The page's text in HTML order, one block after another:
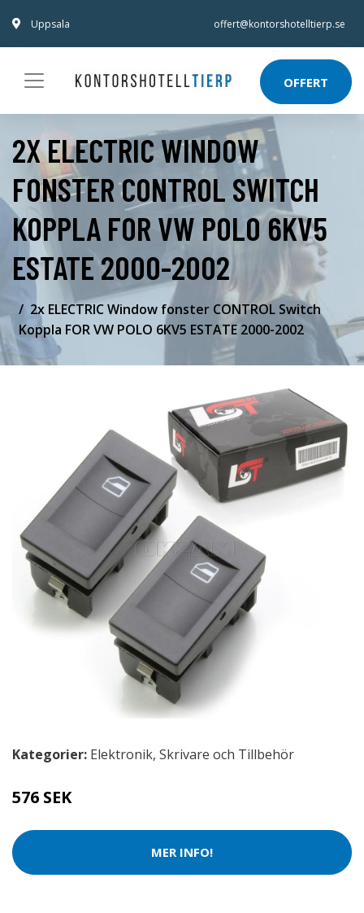
Uppsala offert@kontorshotelltierp.se
OFFERT
2X ELECTRIC WINDOW
FONSTER CONTROL SWITCH
KOPPLA FOR VW POLO 6KV5
ESTATE 2000-2002
2x ELECTRIC Window fonster CONTROL Switch
Koppla FOR VW POLO 6KV5 ESTATE 2000-2002
Kategorier: Elektronik, Skrivare och Tillbehör
576 SEK
MER INFO!